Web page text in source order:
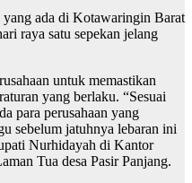
ada di Kotawaringin Barat
raya satu sepekan jelang
untuk memastikan
yang berlaku. “Sesuai
para perusahaan yang
sebelum jatuhnya lebaran ini
Nurhidayah di Kantor
Tua desa Pasir Panjang.